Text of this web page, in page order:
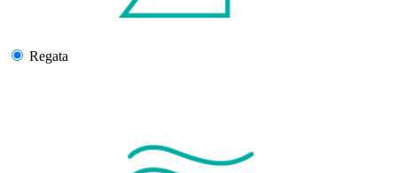
Regata